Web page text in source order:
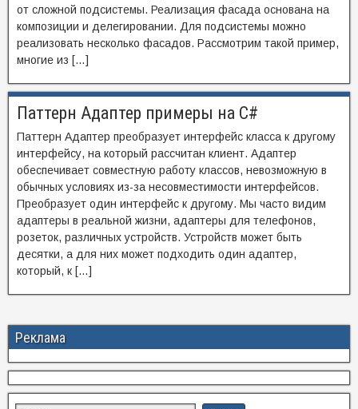
от сложной подсистемы. Реализация фасада основана на
композиции и делегировании. Для подсистемы можно
реализовать несколько фасадов. Рассмотрим такой пример,
многие из […]
Паттерн Адаптер примеры на C#
Паттерн Адаптер преобразует интерфейс класса к другому
интерфейсу, на который рассчитан клиент. Адаптер
обеспечивает совместную работу классов, невозможную в
обычных условиях из-за несовместимости интерфейсов.
Преобразует один интерфейс к другому. Мы часто видим
адаптеры в реальной жизни, адаптеры для телефонов,
розеток, различных устройств. Устройств может быть
десятки, а для них может подходить один адаптер,
который, к […]
Реклама